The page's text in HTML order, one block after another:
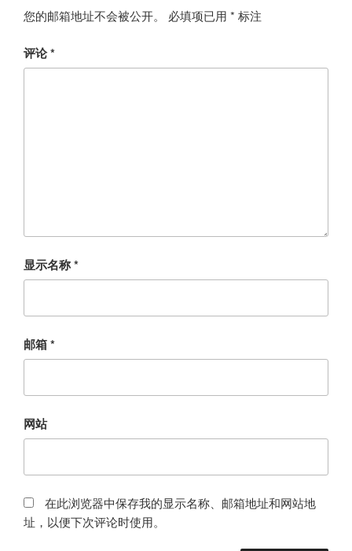
您的邮箱地址不会被公开。 必填项已用 * 标注
评论*
显示名称*
邮箱*
网站
在此浏览器中保存我的显示名称、邮箱地址和网站地
址，以便下次评论时使用。